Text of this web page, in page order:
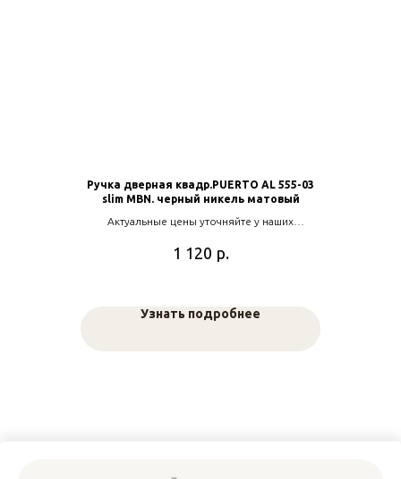
Ручка дверная квадр.PUERTO AL 555-03
slim MBN. черный никель матовый
Актуальные цены уточняйте у наших
1 120 р.
Узнать подробнее